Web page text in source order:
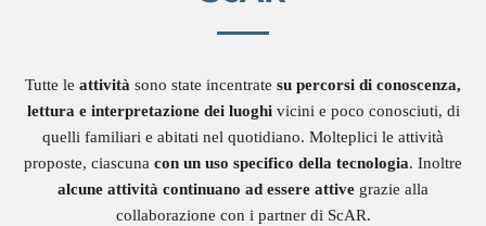
Tutte le attività sono state incentrate su percorsi di conoscenza,
lettura e interpretazione dei luoghivicini e poco conosciuti, di
quelli familiari e abitati nel quotidiano. Molteplici le attività
proposte, ciascuna con un uso specifico della tecnologia. Inoltre
alcune attività continuano ad essere attive grazie alla
collaborazione con i partner di ScAR.